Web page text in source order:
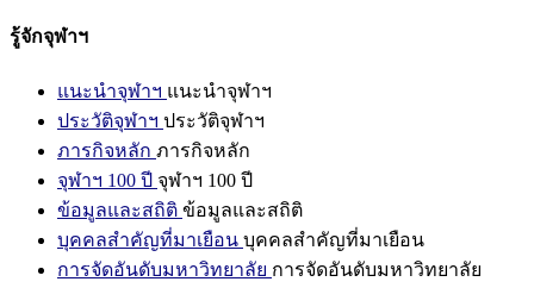
รู้จักจุฬาฯ
แนะนำจุฬาฯ แนะนำจุฬาฯ
ประวัติจุฬาฯ ประวัติจุฬาฯ
ภารกิจหลัก ภารกิจหลัก
จุฬาฯ 100 ปี จุฬาฯ 100 ปี
ข้อมูลและสถิติ ข้อมูลและสถิติ
บุคคลสำคัญที่มาเยือน บุคคลสำคัญที่มาเยือน
การจัดอันดับมหาวิทยาลัย การจัดอันดับมหาวิทยาลัย